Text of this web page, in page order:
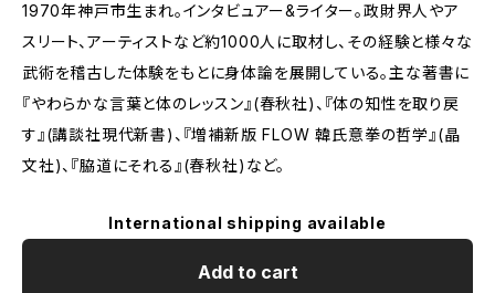
1970年神戸市生まれ。インタビュアー&ライター。政財界人やア
スリート、アーティストなど約1000人に取材し、その経験と様々な
武術を稽古した体験をもとに身体論を展開している。主な著書に
『やわらかな言葉と体のレッスン』(春秋社)、『体の知性を取り戻
す』(講談社現代新書)、『増補新版 FLOW 韓氏意拳の哲学』(晶
文社)、『脇道にそれる』(春秋社)など。
International shipping available
Add to cart